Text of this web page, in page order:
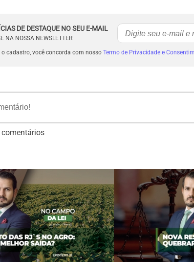
DE DESTAQUE NO SEU E-MAIL
NA NOSSA NEWSLETTER
cadastro, você concorda com nosso Termo de Privacidade e
comentários